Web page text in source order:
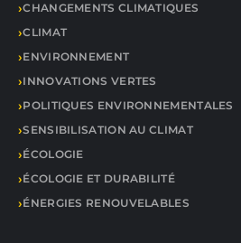
CHANGEMENTS CLIMATIQUES
CLIMAT
ENVIRONNEMENT
INNOVATIONS VERTES
POLITIQUES ENVIRONNEMENTALES
SENSIBILISATION AU CLIMAT
ÉCOLOGIE
ÉCOLOGIE ET DURABILITÉ
ÉNERGIES RENOUVELABLES